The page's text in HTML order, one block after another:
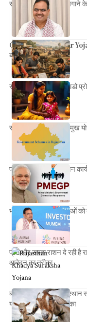
राजस्थानियों को उद्योग
CM Yuva Swarojgar
ब्याज लोन
राजस्थान सरकार की ‘लाडो
राजस्थान सरकार की प्रमुख
प्रधानमंत्री रोजगार सृजन
भजनलाल सरकार ने युवाओं को
फ्री और सस्ता राशन दे रही है
आवेदन का तरीका
बकरी पालन के लिए राजस्थान
योजना में आवेदन का तरीका